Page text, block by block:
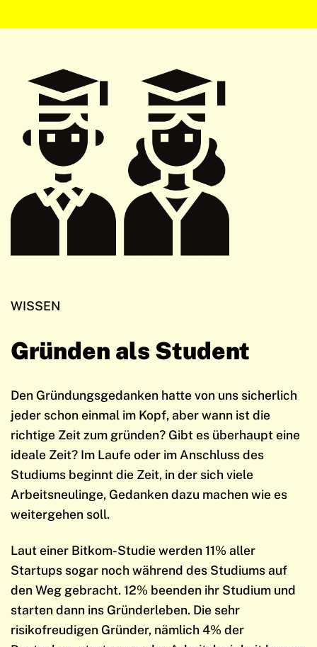
WISSEN
Gründen als Student
Den Gründungsgedanken hatte von uns sicherlich
jeder schon einmal im Kopf, aber wann ist die
richtige Zeit zum gründen? Gibt es überhaupt eine
ideale Zeit? Im Laufe oder im Anschluss des
Studiums beginnt die Zeit, in der sich viele
Arbeitsneulinge, Gedanken dazu machen wie es
weitergehen soll.
Laut einer Bitkom-Studie werden 11% aller
Startups sogar noch während des Studiums auf
den Weg gebracht. 12% beenden ihr Studium und
starten dann ins Gründerleben. Die sehr
risikofreudigen Gründer, nämlich 4% der